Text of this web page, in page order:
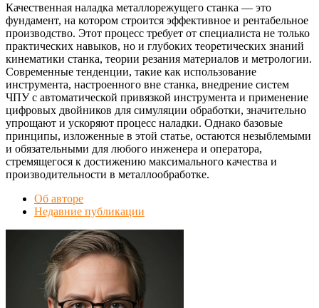
Качественная наладка металлорежущего станка — это
фундамент, на котором строится эффективное и рентабельное
производство. Этот процесс требует от специалиста не только
практических навыков, но и глубоких теоретических знаний
кинематики станка, теории резания материалов и метрологии.
Современные тенденции, такие как использование
инструмента, настроенного вне станка, внедрение систем
ЧПУ с автоматической привязкой инструмента и применение
цифровых двойников для симуляции обработки, значительно
упрощают и ускоряют процесс наладки. Однако базовые
принципы, изложенные в этой статье, остаются незыблемыми
и обязательными для любого инженера и оператора,
стремящегося к достижению максимального качества и
производительности в металлообработке.
Об авторе
Недавние публикации